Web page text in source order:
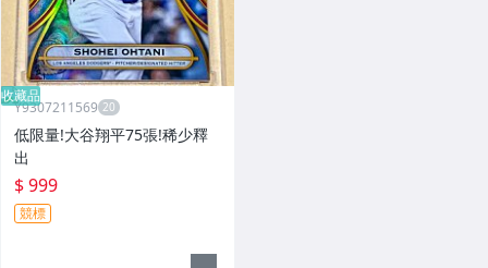
收藏品
Y9307211569
低限量!大谷翔平75張!稀少釋
出
$ 999
競標